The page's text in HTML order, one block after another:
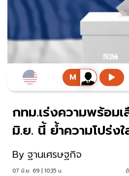
กทม.เร่งความพร้อม
มิ.ย. นี้ ย้ำความโปร่ง
By ฐานเศรษฐกิจ
07 มิ.ย. 69 | 10:35 น.